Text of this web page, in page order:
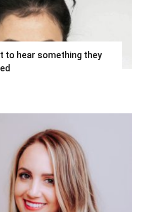
to hear something they